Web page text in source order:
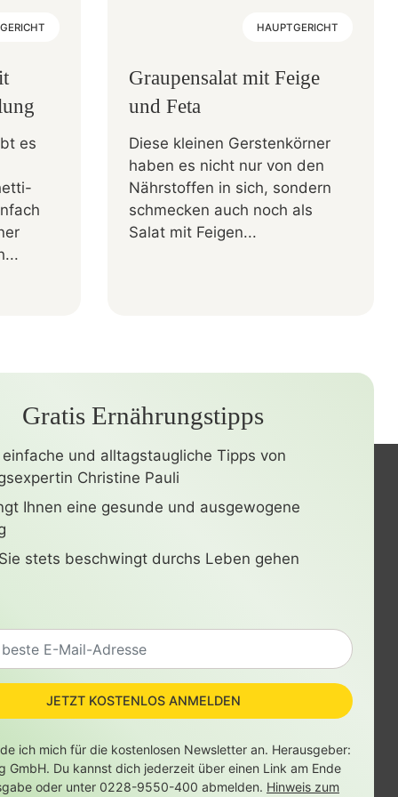
es
HAUPTGERICHT
Graupensalat mit Feige
und Feta
Diese kleinen Gerstenkörner
haben es nicht nur von den
Nährstoffen in sich, sondern
schmecken auch noch als
Salat mit Feigen...
Gratis Ernährungstipps
und alltagstaugliche Tipps von
Christine Pauli
Ihnen eine gesunde und ausgewogene
stets beschwingt durchs Leben gehen
JETZT KOSTENLOS ANMELDEN
ich mich für die kostenlosen Newsletter an. Herausgeber:
GmbH. Du kannst dich jederzeit über einen Link am Ende
oder unter 0228-9550-400 abmelden. Hinweis zum